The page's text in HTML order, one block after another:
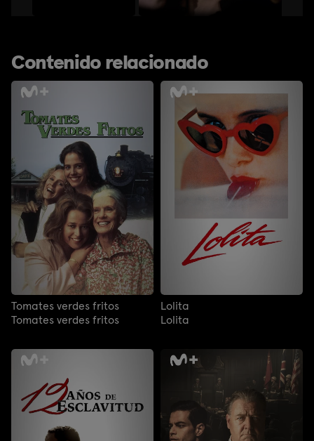
Contenido relacionado
Tomates verdes fritos
Tomates verdes fritos
Lolita
Lolita